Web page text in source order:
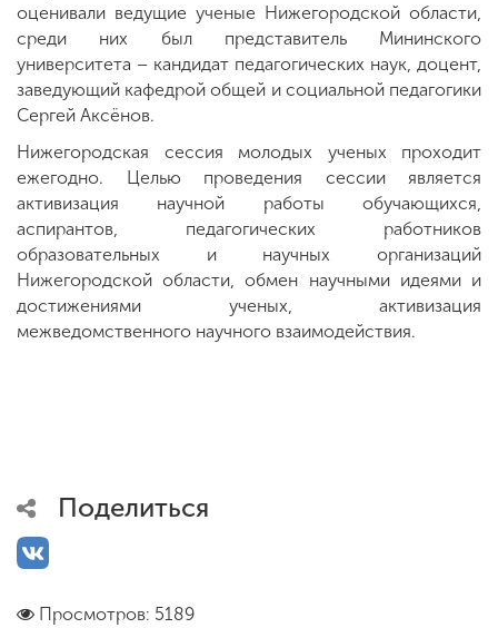
оценивали ведущие ученые Нижегородской области,
среди них был представитель Мининского
университета – кандидат педагогических наук, доцент,
заведующий кафедрой общей и социальной педагогики
Сергей Аксёнов.
Нижегородская сессия молодых ученых проходит
ежегодно. Целью проведения сессии является
активизация научной работы обучающихся,
аспирантов, педагогических работников
образовательных и научных организаций
Нижегородской области, обмен научными идеями и
достижениями ученых, активизация
межведомственного научного взаимодействия.
Поделиться
Просмотров: 5189